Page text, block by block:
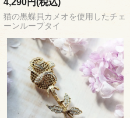
猫の黒蝶貝カメオを使用したチェ
ーンループタイ